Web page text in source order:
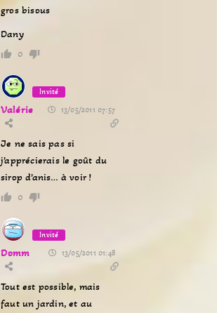
gros bisous
Dany
0
Invité
Valérie 13/05/2011 07:57
Je ne sais pas si
j’apprécierais le goût du
sirop d’anis… à voir !
0
Invité
Domm 13/05/2011 01:48
Tout est possible, mais
faut un jardin, et au